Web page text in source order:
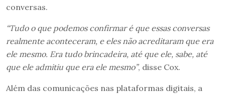
conversas.
“Tudo o que podemos confirmar é que essas conversas
realmente aconteceram, e eles não acreditaram que era
ele mesmo. Era tudo brincadeira, até que ele, sabe, até
que ele admitiu que era ele mesmo”, disse Cox.
Além das comunicações nas plataformas digitais, a